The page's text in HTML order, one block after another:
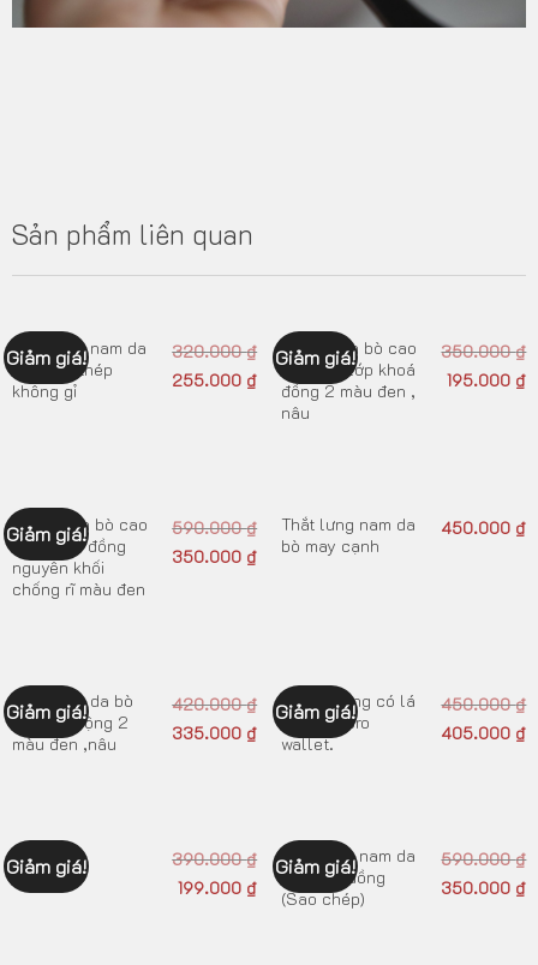
Sản phẩm liên quan
Giảm giá!
Thắt lưng nam da
bò khóa thép
không gỉ
320.000₫
255.000 ₫
Giảm giá!
Dây nịt da bò cao
cấp da 1 lớp khoá
đồng 2 màu đen ,
nâu
350.000₫
195.000 ₫
Giảm giá!
Dây nịt da bò cao
cấp khoá đồng
nguyên khối
chống rĩ màu đen
590.000₫
350.000 ₫
Thắt lưng nam da
bò may cạnh
450.000 ₫
Giảm giá!
Thắt lưng da bò
khoá tự động 2
màu đen ,nâu
420.000₫
335.000 ₫
Giảm giá!
ví da ngang có lá
ở giữa njpro
wallet.
450.000₫
405.000 ₫
Giảm giá!
Ví Card 390.000₫
199.000 ₫
Giảm giá!
Thắt lưng nam da
bò khóa đồng
(Sao chép)
590.000₫
350.000 ₫